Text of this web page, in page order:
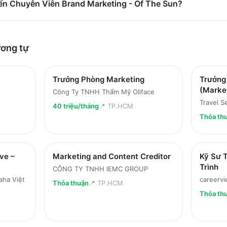
Chuyên Viên Brand Marketing - Of The Sun?
tự
Trưởng Phòng Marketing
Công Ty TNHH Thẩm Mỹ Oliface
40 triệu/tháng📍 TP.HCM
Travel
Thỏa
–
Việt
Marketing and Content Creditor
CÔNG TY TNHH IEMC GROUP
Thỏa thuận 📍 TP.HCM
Kỹ Sư
Trình
Thỏa